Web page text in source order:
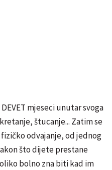
mjeseci unutar svoga
štucanje... Zatim se
odvajanje, od jednog
što dijete prestane
bolno zna biti kad im